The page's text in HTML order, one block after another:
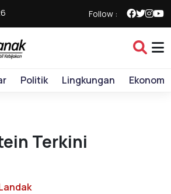
Follow :
Politik Lingkungan Ekonomi
Terkini